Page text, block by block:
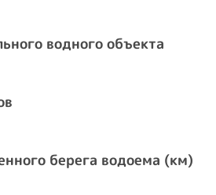
водного объекта
берега водоема (км)